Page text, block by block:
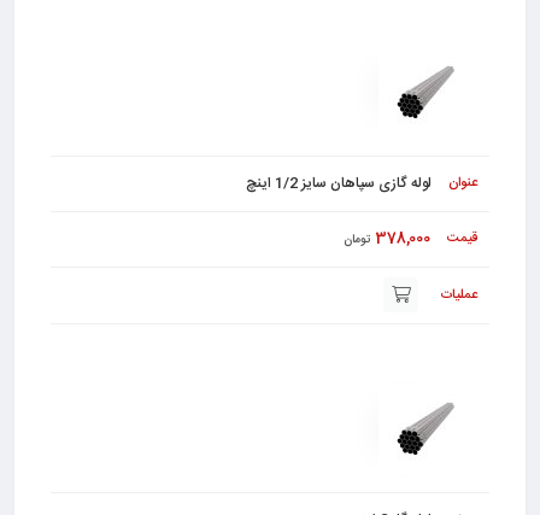
لوله گازی سپاهان سایز 1/2 اینچ
378,000 تومان